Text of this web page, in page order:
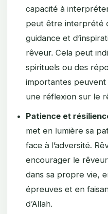
capacité à
peut être interprété
guidance et
rêveur. Cela peut
spirituels ou des
importantes
une réflexion sur le
Patience et
met en lumière sa
face à l’adversité.
encourager le
dans sa propre vie,
épreuves et en
d’Allah.